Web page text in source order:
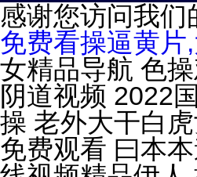
感谢您访问我
免费看操逼黄